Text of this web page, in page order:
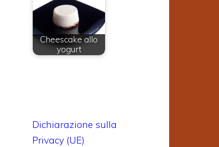
Cheescake allo
yogurt
Dichiarazione sulla
Privacy (UE)